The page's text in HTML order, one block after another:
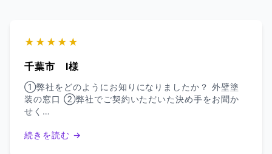
★★★★★
千葉市 I様
➀弊社をどのようにお知りになりましたか？ 外壁塗
装の窓口 ➁弊社でご契約いただいた決め手をお聞か
せく…
続きを読む →